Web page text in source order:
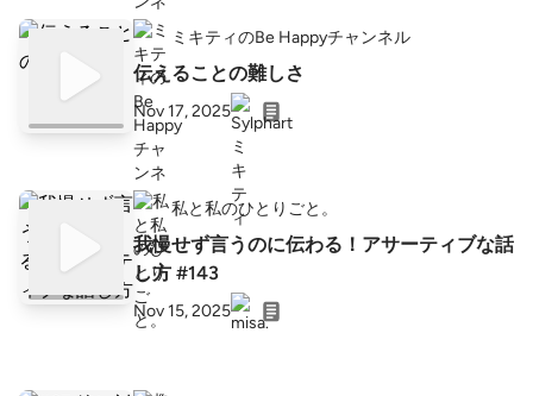
ミキティのBe Happyチャンネル
伝えることの難しさ
Nov 17, 2025
私と私のひとりごと。
我慢せず言うのに伝わる！アサーティブな話
し方 #143
Nov 15, 2025